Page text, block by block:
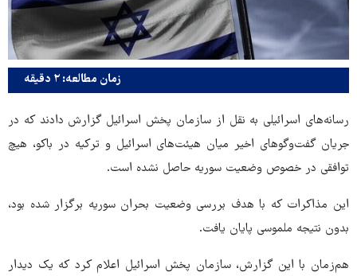
زمان مطالعه: ۲ دقیقه
رسانه‌های اسرائیلی به نقل از سازمان پخش اسرائیل گزارش دادند که در
جریان گفت‌وگوهای اخیر میان هیئت‌های اسرائیل و ترکیه در باکو، هیچ
توافقی در خصوص وضعیت سوریه حاصل نشده است.
این مذاکرات که با هدف بررسی وضعیت بحران سوریه برگزار شده بود،
بدون نتیجه ملموسی پایان یافت.
هم‌زمان با این گزارش، سازمان پخش اسرائیل اعلام کرد که یک دیدار